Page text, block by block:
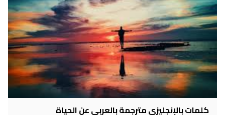
كلمات بالإنجليزي مترجمة بالعربي عن الحياة